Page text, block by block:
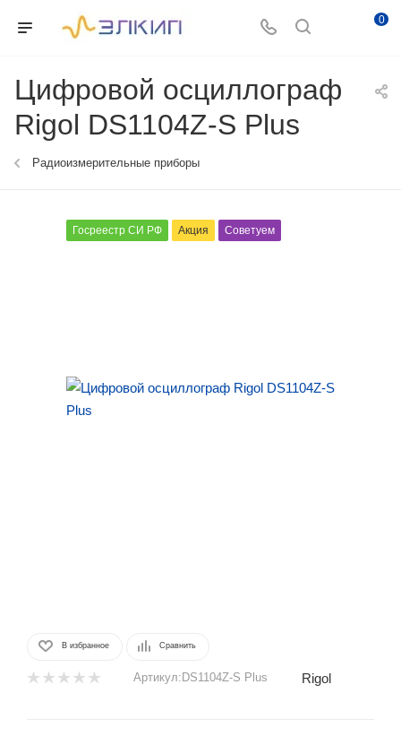
0
Цифровой осциллограф
Rigol DS1104Z-S Plus
Радиоизмерительные приборы
Госреестр СИ РФ Акция Советуем
В избранное Сравнить
Артикул: DS1104Z-S Plus Rigol